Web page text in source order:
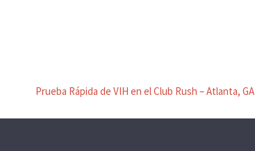
Prueba Rápida de VIH en el Club Rush – Atlanta, GA